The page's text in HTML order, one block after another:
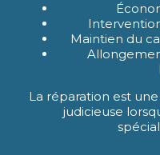
Maintien du
La réparation est
judicieuse